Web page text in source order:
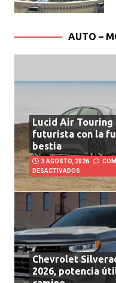
AUTO –
Lucid Air Touring
futurista con la
bestia
3 AGOSTO, 2026
DESACTIVADOS
Chevrolet
2026, potencia